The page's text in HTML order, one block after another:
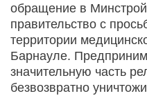
обращение в
правительство с
территории
Барнауле.
значительную часть
безвозвратно